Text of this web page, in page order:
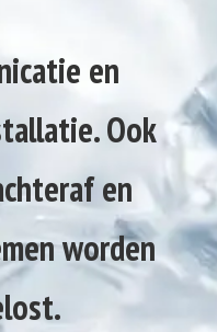
en
Ook
en
worden